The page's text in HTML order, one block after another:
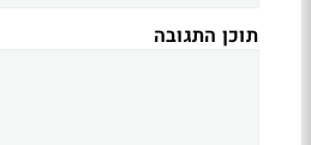
תוכן התגובה